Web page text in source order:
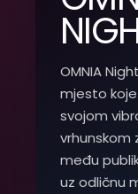
OMNIA
mjesto
svojom
vrhunskom
među
uz odličnu